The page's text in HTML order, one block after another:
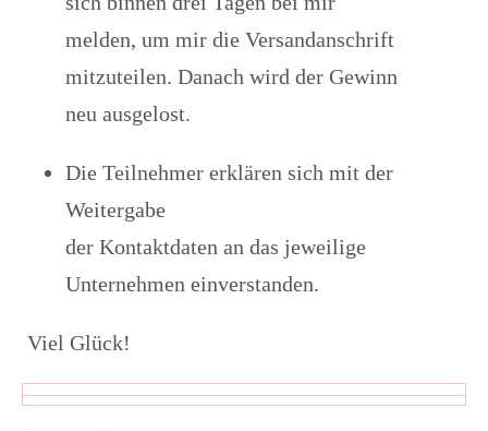
melden, um mir die Versandanschrift
mitzuteilen. Danach wird der Gewinn
neu ausgelost.
Die Teilnehmer erklären sich mit der
Weitergabe
der Kontaktdaten an das jeweilige
Unternehmen einverstanden.
Viel Glück!